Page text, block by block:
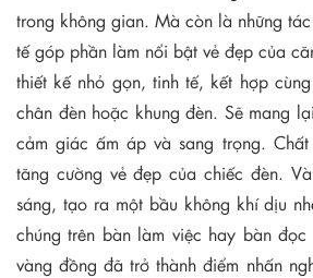
trong không gian. Mà còn là những
tế góp phần làm nổi bật vẻ đẹp của
thiết kế nhỏ gọn, tinh tế, kết hợp
chân đèn hoặc khung đèn. Sẽ mang
cảm giác ấm áp và sang trọng.
tăng cường vẻ đẹp của chiếc đèn.
sáng, tạo ra một bầu không khí dịu
chúng trên bàn làm việc hay bàn
vàng đồng đã trở thành điểm nhấn